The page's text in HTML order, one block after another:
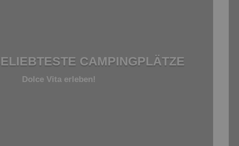
CAMPINGPLÄTZE
Dolce Vita erleben!